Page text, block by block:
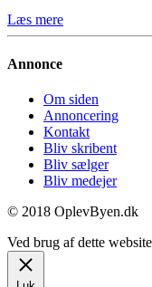
Læs mere
Annonce
Om siden
Annoncering
Kontakt
Bliv skribent
Bliv sælger
Bliv medejer
© 2018 OplevByen.dk
Ved brug af dette